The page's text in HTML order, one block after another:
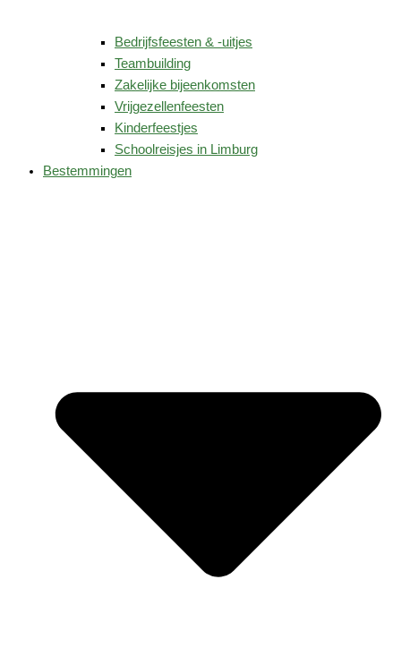
Bedrijfsfeesten & -uitjes
Teambuilding
Zakelijke bijeenkomsten
Vrijgezellenfeesten
Kinderfeestjes
Schoolreisjes in Limburg
Bestemmingen